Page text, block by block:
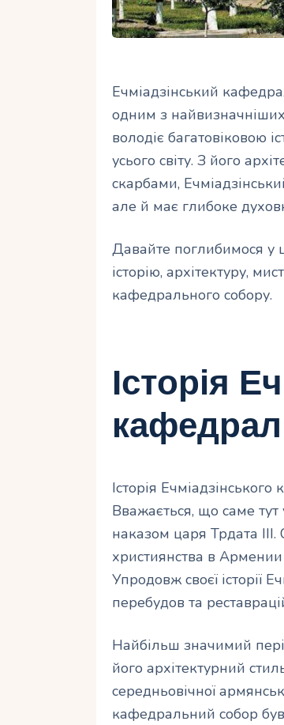
Ечміадзінський
одним з
володіє багатовіковою
усього світу. З його
скарбами,
але й має глибоке
Давайте поглибимося у
історію, архітектуру,
кафедрального собору.
Історія
Історія
Вважається, що саме
наказом царя Трдата III.
християнства в
Упродовж своєї історії
перебудов та
Найбільш значимий
його архітектурний
середньовічної
кафедральний собор